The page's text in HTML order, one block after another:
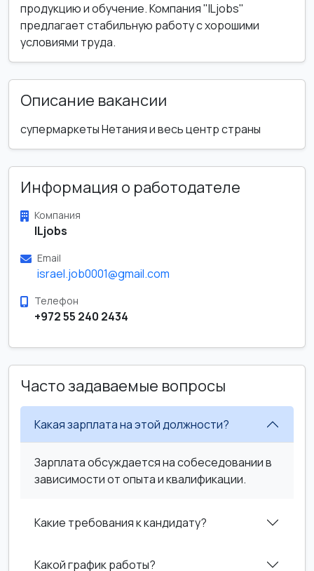
продукцию и обучение. Компания "ILjobs"
предлагает стабильную работу с хорошими
условиями труда.
Описание вакансии
супермаркеты Нетания и весь центр страны
Информация о работодателе
Компания
ILjobs
Email
israel.job0001@gmail.com
Телефон
+972 55 240 2434
Часто задаваемые вопросы
Какая зарплата на этой должности?
Зарплата обсуждается на собеседовании в
зависимости от опыта и квалификации.
Какие требования к кандидату?
Какой график работы?